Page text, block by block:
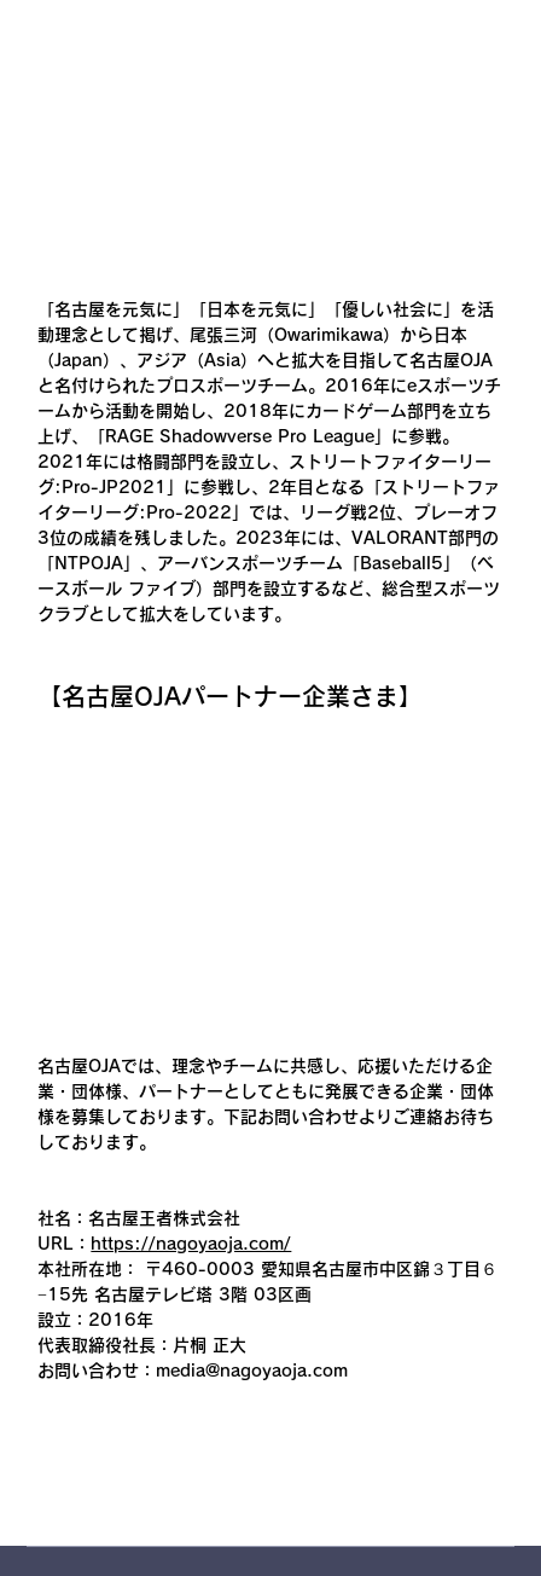
「名古屋を元気に」「日本を元気に」「優しい社会に」を活
動理念として掲げ、尾張三河（Owarimikawa）から日本
（Japan）、アジア（Asia）へと拡大を目指して名古屋OJA
と名付けられたプロスポーツチーム。2016年にeスポーツチ
ームから活動を開始し、2018年にカードゲーム部門を立ち
上げ、「RAGE Shadowverse Pro League」に参戦。
2021年には格闘部門を設立し、ストリートファイターリー
グ:Pro-JP2021」に参戦し、2年目となる「ストリートファ
イターリーグ:Pro-2022」では、リーグ戦2位、プレーオフ
3位の成績を残しました。2023年には、VALORANT部門の
「NTPOJA」、アーバンスポーツチーム「Baseball5」（ベ
ースボール ファイブ）部門を設立するなど、総合型スポーツ
クラブとして拡大をしています。
【名古屋OJAパートナー企業さま】
名古屋OJAでは、理念やチームに共感し、応援いただける企
業・団体様、パートナーとしてともに発展できる企業・団体
様を募集しております。下記お問い合わせよりご連絡お待ち
しております。
社名：名古屋王者株式会社
URL： https://nagoyaoja.com/
本社所在地： 〒460-0003 愛知県名古屋市中区錦３丁目６
−15先 名古屋テレビ塔 3階 03区画
設立：2016年
代表取締役社長：片桐 正大
お問い合わせ：media@nagoyaoja.com